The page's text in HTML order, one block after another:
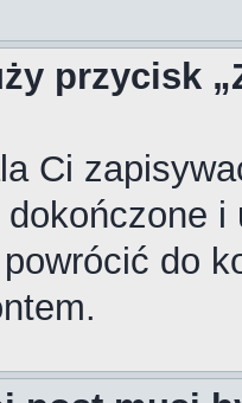
przycisk
Ci
do